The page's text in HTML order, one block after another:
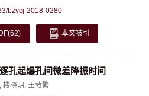
bzycj-2018-0280
(62) 本文被引
孔起爆孔间微差降振时间
, 楼晓明, 王敦繁